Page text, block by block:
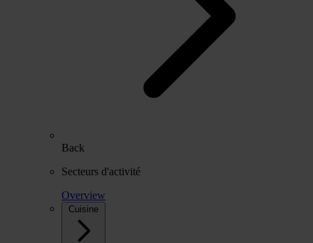
Back
Secteurs d'activité
Overview
Cuisine